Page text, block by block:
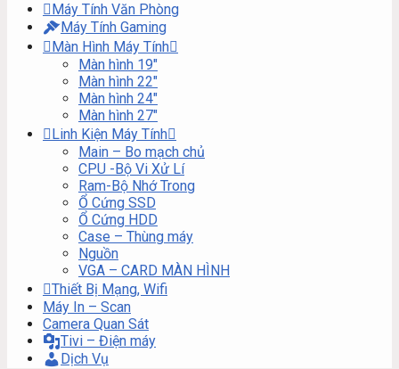
Máy Tính Văn Phòng
Máy Tính Gaming
Màn Hình Máy Tính
Màn hình 19″
Màn hình 22″
Màn hình 24″
Màn hình 27″
Linh Kiện Máy Tính
Main – Bo mạch chủ
CPU -Bộ Vi Xử Lí
Ram-Bộ Nhớ Trong
Ổ Cứng SSD
Ổ Cứng HDD
Case – Thùng máy
Nguồn
VGA – CARD MÀN HÌNH
Thiết Bị Mạng, Wifi
Máy In – Scan
Camera Quan Sát
Tivi – Điện máy
Dịch Vụ